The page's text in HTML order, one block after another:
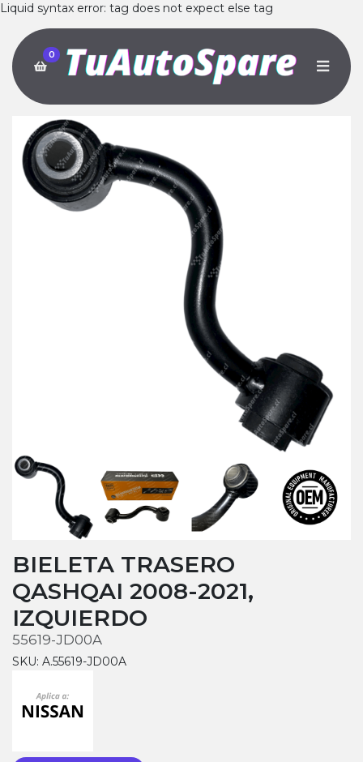
Liquid syntax error: tag does not expect else tag
0
BIELETA TRASERO
QASHQAI 2008-2021,
IZQUIERDO
55619-JD00A
SKU: A.55619-JD00A